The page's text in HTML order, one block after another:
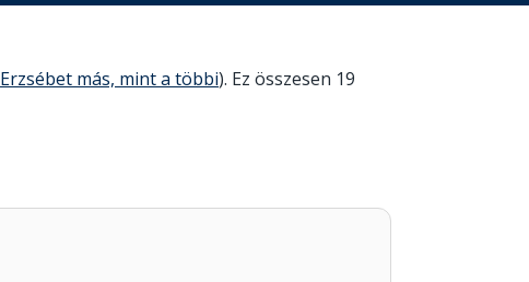
Erzsébet más, mint a többi). Ez összesen 19